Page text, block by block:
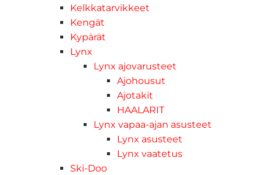
Kelkkatarvikkeet
Kengät
Kypärät
Lynx
Lynx ajovarusteet
Ajohousut
Ajotakit
HAALARIT
Lynx vapaa-ajan asusteet
Lynx asusteet
Lynx vaatetus
Ski-Doo